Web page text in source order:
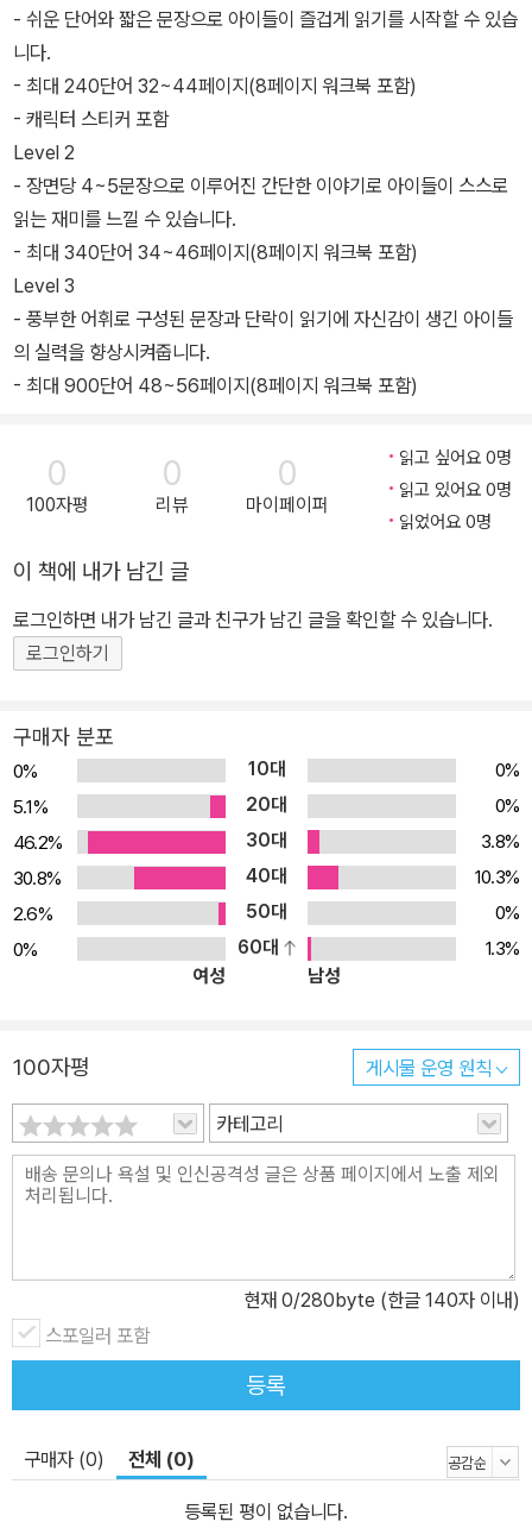
- 쉬운 단어와 짧은 문장으로 아이들이 즐겁게 읽기를 시작할 수 있습
니다.
- 최대 240단어 32~44페이지(8페이지 워크북 포함)
- 캐릭터 스티커 포함
Level 2
- 장면당 4~5문장으로 이루어진 간단한 이야기로 아이들이 스스로
읽는 재미를 느낄 수 있습니다.
- 최대 340단어 34~46페이지(8페이지 워크북 포함)
Level 3
- 풍부한 어휘로 구성된 문장과 단락이 읽기에 자신감이 생긴 아이들
의 실력을 향상시켜줍니다.
- 최대 900단어 48~56페이지(8페이지 워크북 포함)
0
100자평
0
리뷰
0
마이페이퍼
읽고 싶어요 0명
읽고 있어요 0명
읽었어요 0명
이 책에 내가 남긴 글
로그인하면 내가 남긴 글과 친구가 남긴 글을 확인할 수 있습니다.
로그인하기
구매자 분포
0% 10대
0%
5.1%
20대
0%
46.2%
30대
3.8%
30.8%
40대
10.3%
2.6%
50대
0%
0%
60대
1.3%
여성
남성
100자평 게시물 운영 원칙
카테고리
현재 0/280byte (한글 140자 이내)
스포일러 포함
등록
구매자 (0) 전체 (0)
등록된 평이 없습니다.